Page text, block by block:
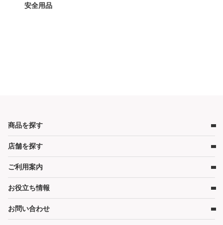
安全用品
商品を探す
ベビー用品
ベビーベッド
ベビーマットレス・ベビー布団
チャイルドシート
ハイローチェア・ベビーチェア
スケール・バス
店舗を探す
店舗検索
ご利用案内
レンタルの流れ
受取り方法と送料
お役立ち情報
キャンペーン
お問い合わせ